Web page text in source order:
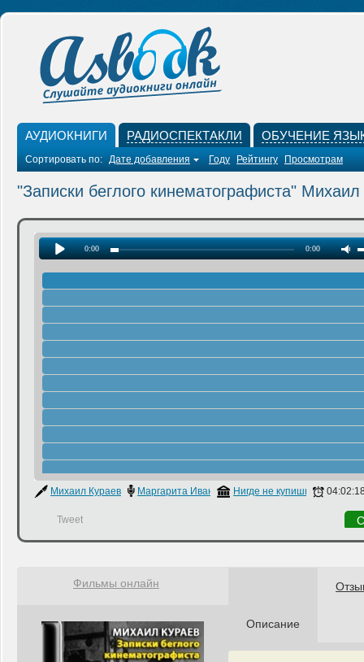
АУДИОКНИГИ РАДИОСПЕКТАКЛИ ОБУЧЕНИЕ
Сортировать по: Дате добавления Году Рейтингу Просмотрам
"Записки беглого кинематографиста"
0:00 0:00
Михаил Кураев Маргарита Иванова Нигде не купишь
Tweet
Описание
Фильмы онлайн